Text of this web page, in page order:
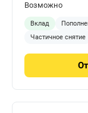
Возможно
Вклад
Частичное снятие